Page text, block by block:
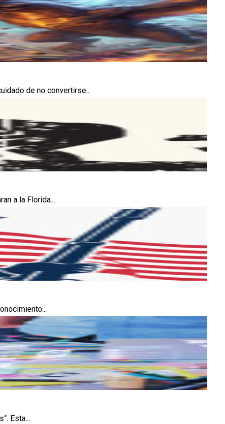
de no convertirse...
a la Florida...
Esta...